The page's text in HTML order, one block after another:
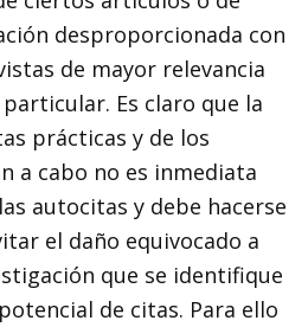
desproporcionada con
de mayor relevancia
Es claro que la
prácticas y de los
a cabo no es inmediata
autocitas y debe hacerse
el daño equivocado a
que se identifique
de citas. Para ello